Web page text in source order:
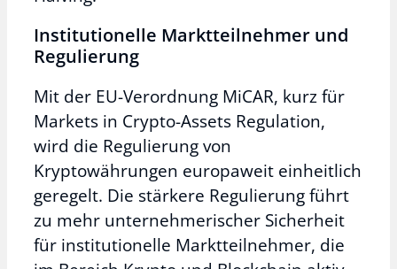
Institutionelle Marktteilnehmer und
Regulierung
Mit der EU-Verordnung MiCAR, kurz für
Markets in Crypto-Assets Regulation,
wird die Regulierung von
Kryptowährungen europaweit einheitlich
geregelt. Die stärkere Regulierung führt
zu mehr unternehmerischer Sicherheit
für institutionelle Marktteilnehmer, die